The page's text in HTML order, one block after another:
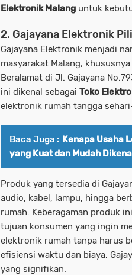
Elektronik Malang untuk
2. Gajayana Elektronik
Gajayana Elektronik menjadi
masyarakat Malang,
Beralamat di Jl. Gajayana
ini dikenal sebagai Toko
elektronik rumah tangga
Baca Juga : Kenapa Usaha
yang Kuat dan Mudah
Produk yang tersedia di
audio, kabel, lampu, hingga
rumah. Keberagaman produk
tujuan konsumen yang ingin
elektronik rumah tanpa harus
efisiensi waktu dan biaya,
yang signifikan.